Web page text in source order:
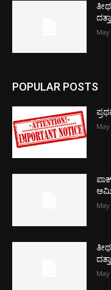
POPULAR POSTS